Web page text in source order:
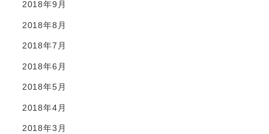
2018年9月
2018年8月
2018年7月
2018年6月
2018年5月
2018年4月
2018年3月